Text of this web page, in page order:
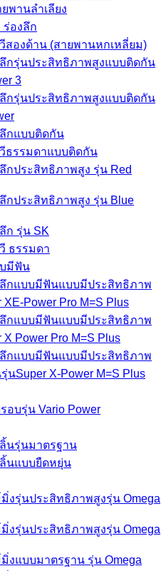
พานลำเลียง
ร่องลึก
สองด้าน (สายพานหกเหลี่ยม)
กรุ่นประสิทธิภาพสูงแบบติดกัน
3
กรุ่นประสิทธิภาพสูงแบบติดกัน
กแบบติดกัน
ธรรมดาแบบติดกัน
กประสิทธิภาพสูง รุ่น Red
กประสิทธิภาพสูง รุ่น Blue
ก รุ่น SK
ธรรมดา
มีฟัน
กแบบมีฟันแบบมีประสิทธิภาพ
XE-Power Pro M=S Plus
กแบบมีฟันแบบมีประสิทธิภาพ
X Power Pro M=S Plus
กแบบมีฟันแบบมีประสิทธิภาพ
นSuper X-Power M=S Plus
อบรุ่น Vario Power
นรุ่นมาตรฐาน
นแบบยืดหยุ่น
งรุ่นประสิทธิภาพสูงรุ่น Omega
งรุ่นประสิทธิภาพสูงรุ่น Omega
งแบบมาตรฐาน รุ่น Omega